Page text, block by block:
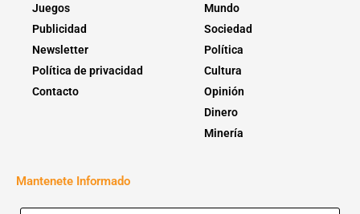
Juegos
Publicidad
Newsletter
Política de privacidad
Contacto
Mundo
Sociedad
Política
Cultura
Opinión
Dinero
Minería
Mantenete Informado